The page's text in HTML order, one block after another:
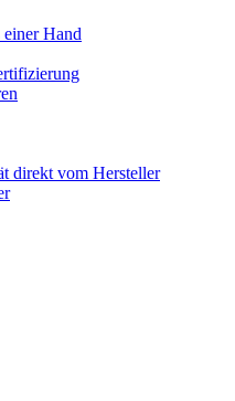
einer Hand
direkt vom Hersteller